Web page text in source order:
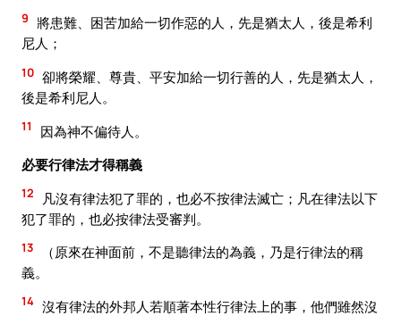
9 將患難、困苦加給一切作惡的人，先是猶太人，後是希利
尼人；
10 卻將榮耀、尊貴、平安加給一切行善的人，先是猶太人，
後是希利尼人。
11
因為神不偏待人。
必要行律法才得稱義
12
凡沒有律法犯了罪的，也必不按律法滅亡；凡在律法以下
犯了罪的，也必按律法受審判。
13
（原來在神面前，不是聽律法的為義，乃是行律法的稱
義。
14 沒有律法的外邦人若順著本性行律法上的事，他們雖然沒